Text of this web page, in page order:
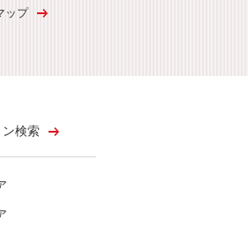
ップ
ン検索